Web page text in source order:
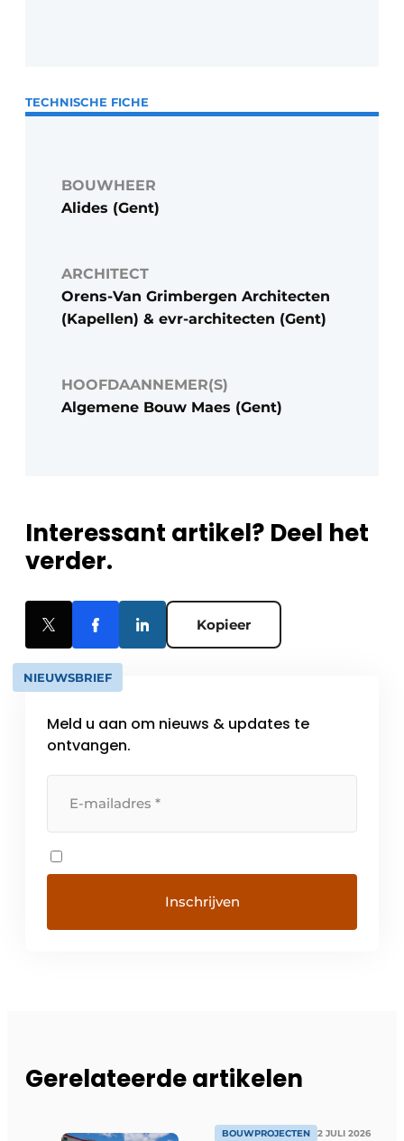
TECHNISCHE FICHE
BOUWHEER
Alides (Gent)
ARCHITECT
Orens-Van Grimbergen Architecten
(Kapellen) & evr-architecten (Gent)
HOOFDAANNEMER(S)
Algemene Bouw Maes (Gent)
Interessant artikel? Deel het
verder.
Kopieer
NIEUWSBRIEF
Meld u aan om nieuws & updates te
ontvangen.
Gerelateerde artikelen
BOUWPROJECTEN 2 JULI 2026